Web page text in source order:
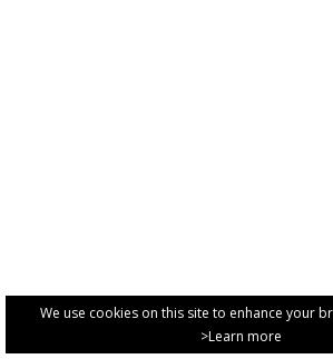
We use cookies on this site to enhance your
>Learn more